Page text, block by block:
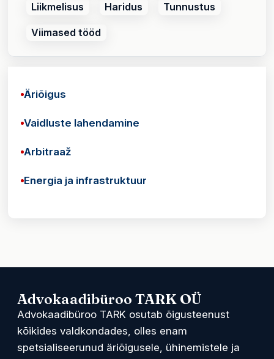
Liikmelisus Haridus Tunnustus
Viimased tööd
Äriõigus
Vaidluste lahendamine
Arbitraaž
Energia ja infrastruktuur
Advokaadibüroo TARK OÜ
Advokaadibüroo TARK osutab õigusteenust
kõikides valdkondades, olles enam
spetsialiseerunud äriõigusele, ühinemistele ja